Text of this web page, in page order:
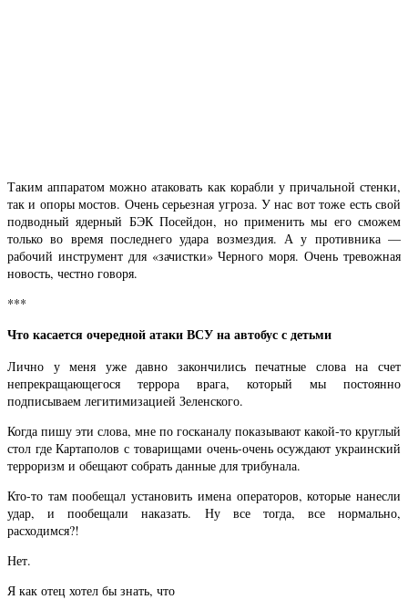
Таким аппаратом можно атаковать как корабли у причальной стенки,
так и опоры мостов. Очень серьезная угроза. У нас вот тоже есть свой
подводный ядерный БЭК Посейдон, но применить мы его сможем
только во время последнего удара возмездия. А у противника —
рабочий инструмент для «зачистки» Черного моря. Очень тревожная
новость, честно говоря.
***
Что касается очередной атаки ВСУ на автобус с детьми
Лично у меня уже давно закончились печатные слова на счет
непрекращающегося террора врага, который мы постоянно
подписываем легитимизацией Зеленского.
Когда пишу эти слова, мне по госканалу показывают какой-то круглый
стол где Картаполов с товарищами очень-очень осуждают украинский
терроризм и обещают собрать данные для трибунала.
Кто-то там пообещал установить имена операторов, которые нанесли
удар, и пообещали наказать. Ну все тогда, все нормально,
расходимся?!
Нет.
Я как отец хотел бы знать, что